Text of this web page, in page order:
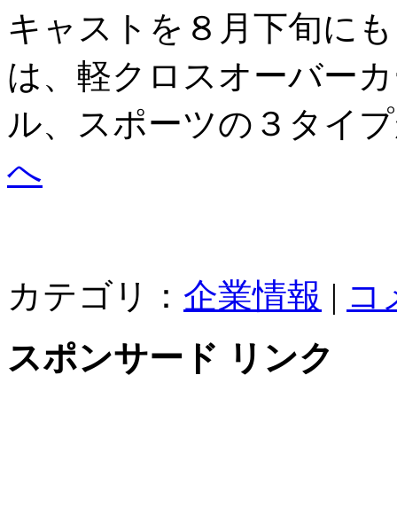
キャストを８月下旬に
は、軽クロスオーバー
ル、スポーツの３タイ
へ
カテゴリ： 企業情報 | コ
スポンサード リンク